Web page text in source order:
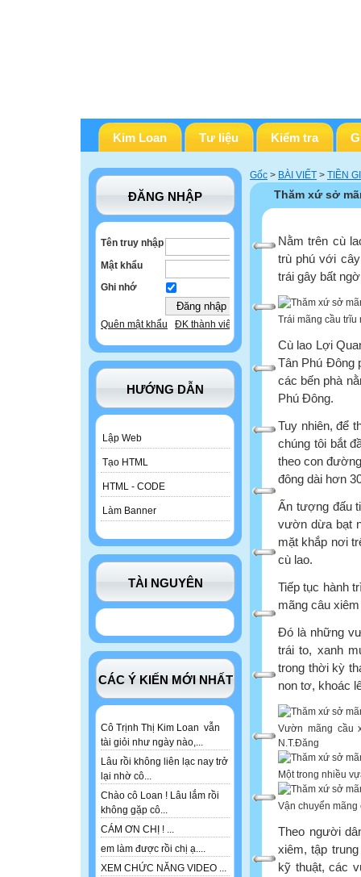
Kim Loan Tư liệu Kiểm tra
ĐĂNG NHẬP
Tên truy nhập
Mật khẩu
Ghi nhớ
Quên mật khẩu ĐK thành viên
HƯỚNG DẪN
Lập Web
Tạo HTML
HTML - CODE
Làm Banner
TÀI NGUYÊN
CÁC Ý KIẾN MỚI NHẤT
Cô Trịnh Thị Kim Loan vẫn
tài giỏi như ngày nào,...
Lâu rồi không liên lạc nay trở
lại nhờ cô...
Chào cô Loan ! Lâu lắm rồi
không gặp cô...
CÁM ƠN CHỊ ! ...
em làm được rồi chị ạ....
XEM CHỨC NĂNG VIDEO ...
Gốc > BÀI VIẾT > TIỀN
Thăm xứ sở
Nằm trên cù
trù phú với
trái gây bất
Trái mãng cầu trĩu
Cù lao Lợi
Tân Phú Đông
các bến phà
Phú Đông.
Tuy nhiên, để
chúng tôi bắt
theo con
đông dài hơn
Ấn tượng đấu
vườn dừa bạt
mặt khắp nơi
cù lao.
Tiếp tục hành
mãng câu
Đó là những
trái to, xanh
trong thời kỳ
non tơ, khoác
Vườn mãng cầu
N.T.Đăng
Một trong nhiều
Vận chuyển
Theo người
xiêm, tập
kỹ thuật, các